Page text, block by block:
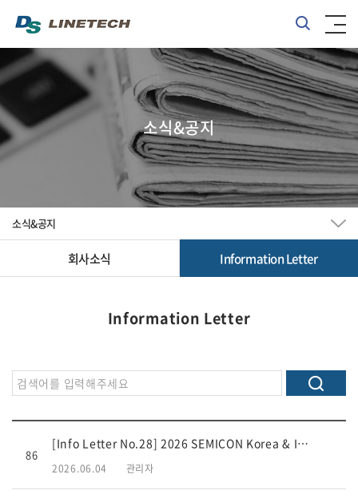
소식&공지
소식&공지
회사소식 Information Letter
Information Letter
86
[Info Letter No.28] 2026 SEMICON Korea & InterBattery 참가
2026.06.04 관리자